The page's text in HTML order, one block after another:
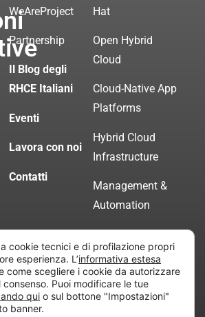
WeAreProject
Partnership
Il Blog degli
RHCE Italiani
Eventi
Lavora con noi
Contatti
Hat
Open Hybrid
Cloud
Cloud-Native App
Platforms
Hybrid Cloud
Infrastructure
Management &
Automation
Servizi di
Consulenza
Certificata
cookie tecnici e di profilazione propri
esperienza. L’informativa estesa
come scegliere i cookie da autorizzare
Puoi modificare le tue
qui o sul bottone "Impostazioni"
banner.